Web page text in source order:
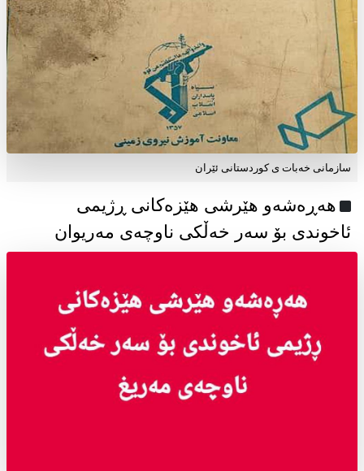
سازمانی خەبات ی كوردستانی ئێران
هەڕەشەو هێرشی هێزەکانی ڕژیمی
ئاخوندی بۆ سەر خەڵکی ناوچەی مەریوان